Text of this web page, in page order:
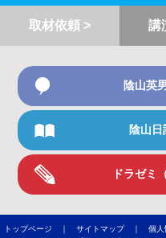
取材依頼 > 講
陰山英
陰山日
ドラゼミ
トップページ ｜ サイトマップ ｜ 個